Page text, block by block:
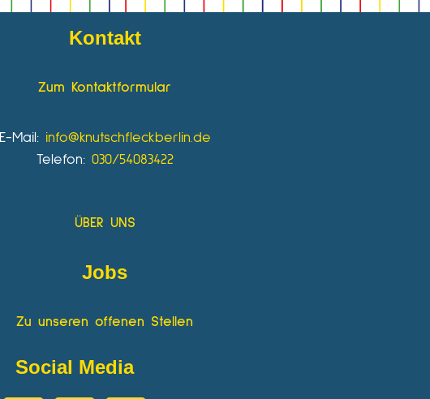
Kontakt
Zum Kontaktformular
E-Mail: info@knutschfleckberlin.de
Telefon: 030/54083422
ÜBER UNS
Jobs
Zu unseren offenen Stellen
Social Media